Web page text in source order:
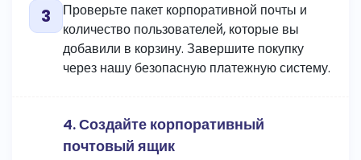
Проверьте пакет корпоративной почты и
количество пользователей, которые вы
добавили в корзину. Завершите покупку
через нашу безопасную платежную систему.
4. Создайте корпоративный
почтовый ящик